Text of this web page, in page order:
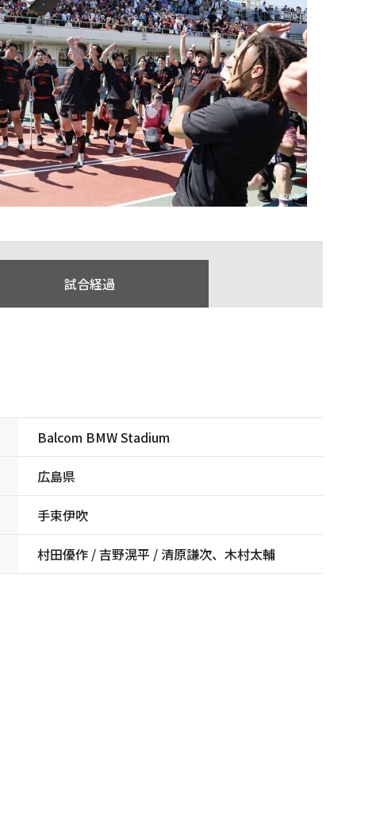
試合経過
Balcom BMW Stadium
広島県
手束伊吹
村田優作 / 吉野滉平 / 清原謙次、木村太輔